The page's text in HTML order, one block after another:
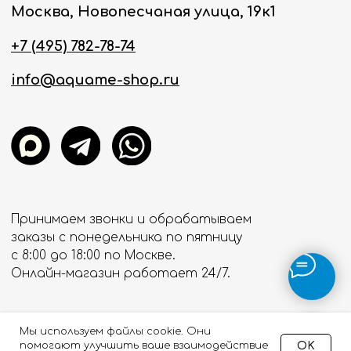
Мы используем файлы cookie. Они
помогают улучшить ваше взаимодействие
OK